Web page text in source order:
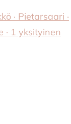
· Pietarsaari ·
· 1 yksityinen